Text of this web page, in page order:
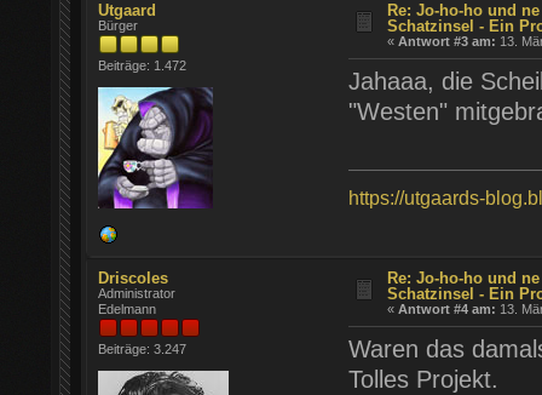
Utgaard
Bürger
Beiträge: 1.472
Re: Jo-ho-ho und
Schatzinsel - Ein
«Antwort #3 am: 13.
Jahaaa, die
"Westen"
https://utgaards-
Driscoles
Administrator
Edelmann
Beiträge: 3.247
Re: Jo-ho-ho und
Schatzinsel - Ein
«Antwort #4 am: 13.
Waren das
Tolles Projekt.